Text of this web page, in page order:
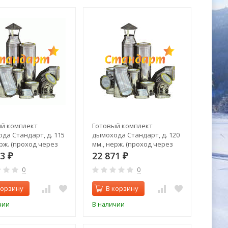
комплект
Стандарт, д. 115
(проход через
выход)
₽
0
Готовый комплект
дымохода Стандарт, д. 120
мм., нерж. (проход через
крышу, верхний выход)
22 871₽
0
В корзину
В наличии